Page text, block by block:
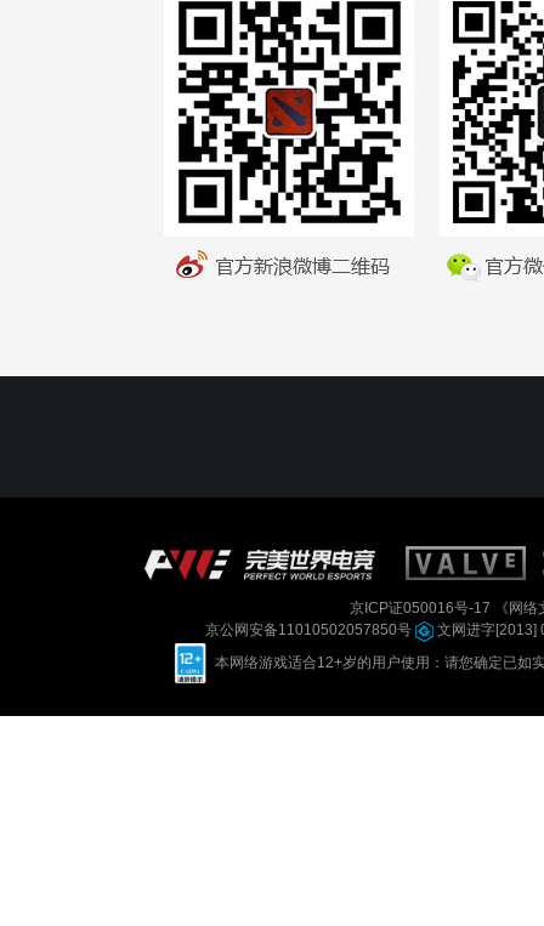
京ICP证050016号-17
《网
京公网安备11010502057850号
文网进字[2013]
本网络游戏适合12+岁的用户使用：请您确定已如